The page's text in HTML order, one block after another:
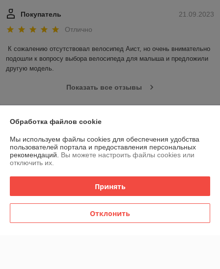
21.09.2023
Покупатель
Отлично
К сожалению отсутствовал велосипед Аист, но очень внимательно
подошли к вопросу выбора велосипеда для малыша и предложили
другую модель.
Показать все отзывы
О нас
Контакты
Доставка и оплата
Обработка файлов cookie
Мы используем файлы cookies для обеспечения удобства
пользователей портала и предоставления персональных
рекомендаций. Вы можете настроить файлы cookies или
отключить их.
Принять
Отклонить